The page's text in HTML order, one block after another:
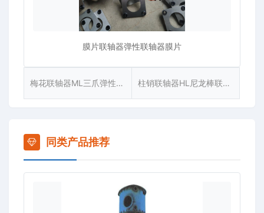
膜片联轴器弹性联轴器膜片
梅花联轴器ML三爪弹性联轴器缓冲垫[ML] 柱销联轴器HL尼龙棒联轴器柱销
同类产品推荐